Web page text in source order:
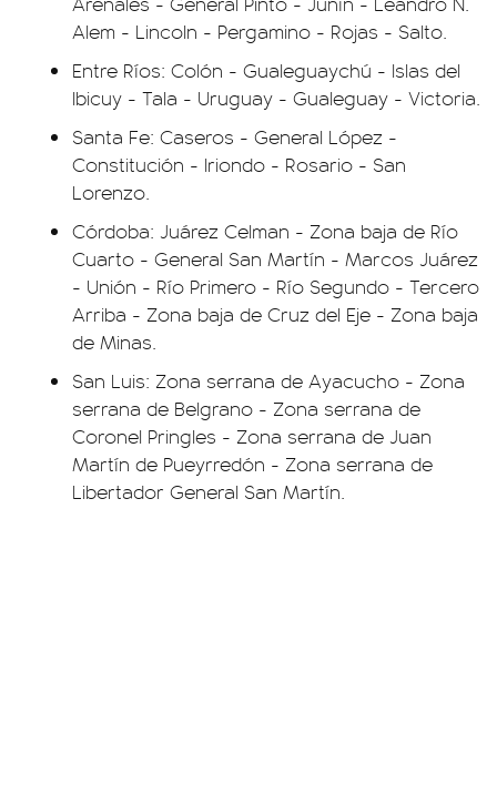
Alem - Lincoln - Pergamino - Rojas - Salto.
Entre Ríos: Colón - Gualeguaychú - Islas del
Ibicuy - Tala - Uruguay - Gualeguay - Victoria.
Santa Fe: Caseros - General López -
Constitución - Iriondo - Rosario - San
Lorenzo.
Córdoba: Juárez Celman - Zona baja de Río
Cuarto - General San Martín - Marcos Juárez
- Unión - Río Primero - Río Segundo - Tercero
Arriba - Zona baja de Cruz del Eje - Zona baja
de Minas.
San Luis: Zona serrana de Ayacucho - Zona
serrana de Belgrano - Zona serrana de
Coronel Pringles - Zona serrana de Juan
Martín de Pueyrredón - Zona serrana de
Libertador General San Martín.